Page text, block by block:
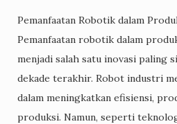
Pemanfaatan Robotik dalam
Pemanfaatan robotik dalam
menjadi salah satu inovasi paling
dekade terakhir. Robot industri
dalam meningkatkan efisiensi,
produksi. Namun, seperti